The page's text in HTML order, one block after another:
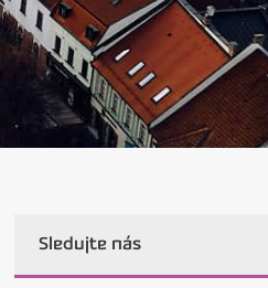
Sledujte nás